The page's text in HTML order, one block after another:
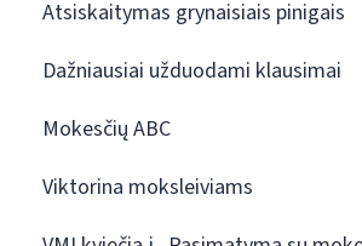
Atsiskaitymas grynaisiais pinigais
Dažniausiai užduodami klausimai
Mokesčių ABC
Viktorina moksleiviams